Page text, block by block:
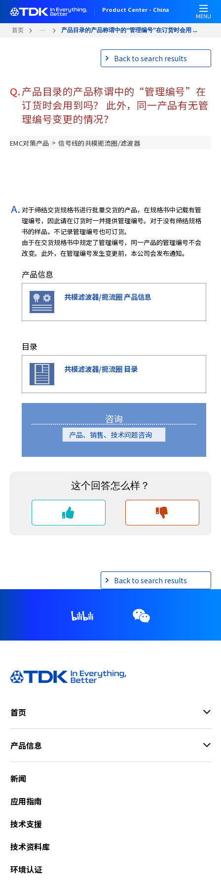
Product Center - China
MENU
首页 ... 产品目录的产品称谓中的“管理编号”在订货时会用 ...
Back to search results
Q.产品目录的产品称谓中的“管理编号”在
订货时会用到吗？ 此外，同一产品有无管
理编号变更的情况？
EMC对策产品 > 信号线的共模扼流圈/滤波器
对于缔结交货规格书进行批量交货的产品，在规格书中记载有管
理编号，因此请在订货时一并提供管理编号。对于没有缔结规格
书的样品，不记录管理编号也可订货。
由于在交货规格书中规定了管理编号，同一产品的管理编号不会
改变。此外，在管理编号发生变更前，本公司会发布通知。
产品信息
共模滤波器/扼流圈 产品信息
目录
共模滤波器/扼流圈 目录
咨询
产品、销售、技术问题咨询
Back to search results
首页
产品信息
新闻
应用指南
技术支援
技术资料库
环境认证